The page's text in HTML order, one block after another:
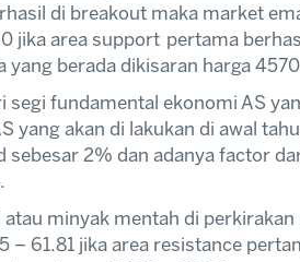
di breakout maka market
jika area support pertama
yang berada dikisaran harga
segi fundamental ekonomi AS
yang akan di lakukan di awal
sebesar 2% dan adanya factor
minyak mentah di
– 61.81 jika area resistance